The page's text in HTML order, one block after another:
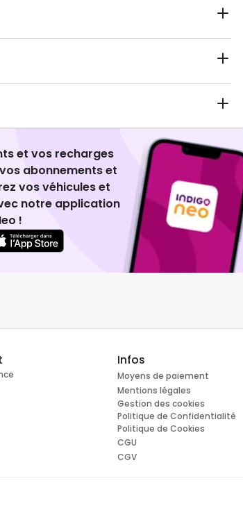
et vos recharges
abonnements et
vos véhicules et
notre application
!
Infos
Moyens de paiement
Mentions légales
Gestion des cookies
Politique de Confidentialité
Politique de Cookies
CGU
CGV